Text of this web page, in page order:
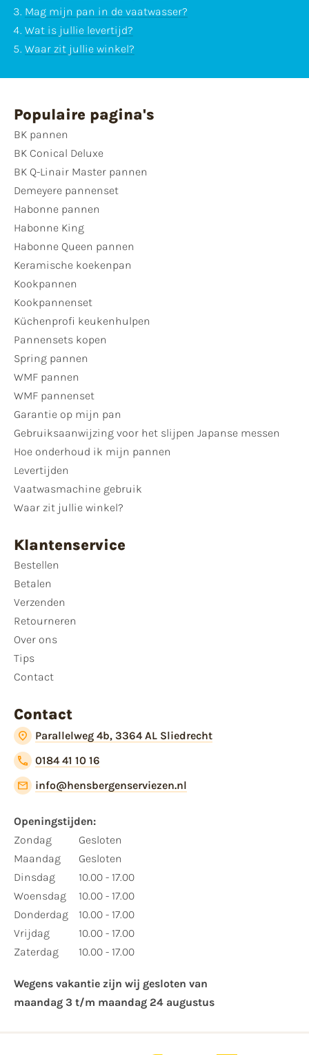
Mag mijn pan in de vaatwasser?
Wat is jullie levertijd?
Waar zit jullie winkel?
Populaire pagina's
BK pannen
BK Conical Deluxe
BK Q-Linair Master pannen
Demeyere pannenset
Habonne pannen
Habonne King
Habonne Queen pannen
Keramische koekenpan
Kookpannen
Kookpannenset
Küchenprofi keukenhulpen
Pannensets kopen
Spring pannen
WMF pannen
WMF pannenset
Garantie op mijn pan
Gebruiksaanwijzing voor het slijpen Japanse messen
Hoe onderhoud ik mijn pannen
Levertijden
Vaatwasmachine gebruik
Waar zit jullie winkel?
Klantenservice
Bestellen
Betalen
Verzenden
Retourneren
Over ons
Tips
Contact
Contact
Parallelweg 4b, 3364 AL Sliedrecht
0184 41 10 16
info@hensbergenserviezen.nl
Openingstijden:​
​Zondag
Maandag
Dinsdag
Woensdag
Donderdag
Vrijdag
Zaterdag
Gesloten
Gesloten
10.00 - 17.00
10.00 - 17.00
10.00 - 17.00
10.00 - 17.00
10.00 - 17.00
Wegens vakantie zijn wij gesloten van ​
maandag 3 t/m maandag 24 augustus